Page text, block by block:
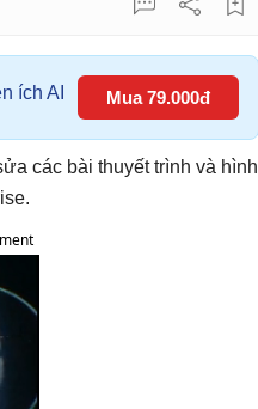
ích AI Mua 79.000đ
các bài thuyết trình và hình